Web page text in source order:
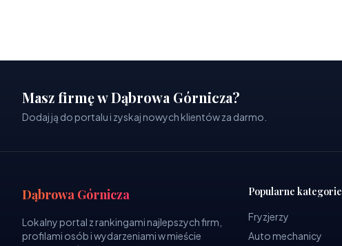
Masz firmę w Dąbrowa Górnicza?
Dodaj ją do portalu i zyskaj nowych klientów za darmo.
Dąbrowa Górnicza
Lokalny portal z rankingami najlepszych firm,
profilami osób i wydarzeniami w mieście
Popularne kategorie
Fryzjerzy
Auto mechanicy